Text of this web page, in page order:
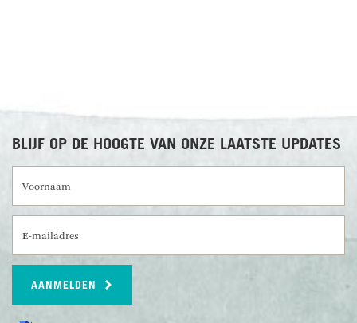
BLIJF OP DE HOOGTE VAN ONZE LAATSTE UPDATES
AANMELDEN